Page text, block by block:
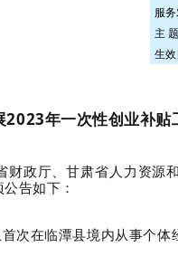
服
主
生效
2023年一次性创业补贴
政厅、甘肃省人力资
告如下：
次在临潭县境内从事个